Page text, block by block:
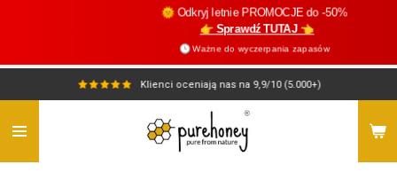
🌞 Odkryj letnie PROMOCJE do -50%
👉 Sprawdź TUTAJ 👈
🕓 Ważne do wyczerpania zapasów
Klienci oceniają nas na 9,9/10 (5.000+)